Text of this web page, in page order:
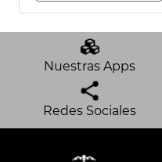
Nuestras Apps
Redes Sociales